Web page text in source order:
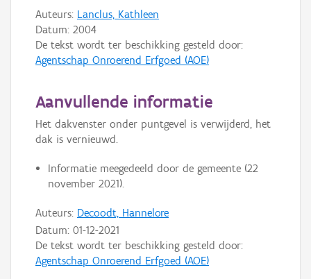
Auteurs: Lanclus, Kathleen
Datum: 2004
De tekst wordt ter beschikking gesteld door:
Agentschap Onroerend Erfgoed (AOE)
Aanvullende informatie
Het dakvenster onder puntgevel is verwijderd, het
dak is vernieuwd.
Informatie meegedeeld door de gemeente (22
november 2021).
Auteurs: Decoodt, Hannelore
Datum: 01-12-2021
De tekst wordt ter beschikking gesteld door:
Agentschap Onroerend Erfgoed (AOE)